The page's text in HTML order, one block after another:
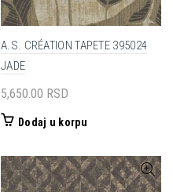
A.S. CRÉATION TAPETE 395024
JADE
5,650.00 RSD
Dodaj u korpu